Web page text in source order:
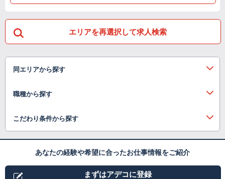
エリアを再選択して求人検索
同エリアから探す
職種から探す
こだわり条件から探す
あなたの経験や希望に合ったお仕事情報をご紹介
まずはアデコに登録